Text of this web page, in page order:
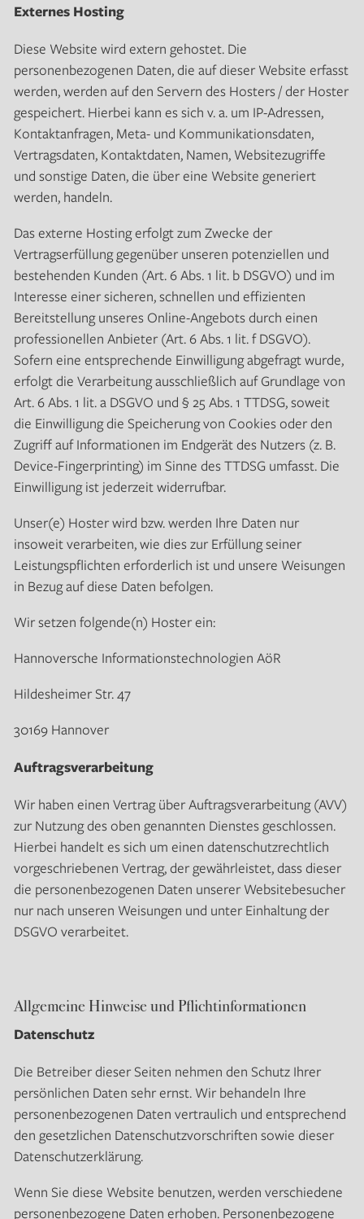
Externes Hosting
Diese Website wird extern gehostet. Die
personenbezogenen Daten, die auf dieser Website erfasst
werden, werden auf den Servern des Hosters / der Hoster
gespeichert. Hierbei kann es sich v. a. um IP-Adressen,
Kontaktanfragen, Meta- und Kommunikationsdaten,
Vertragsdaten, Kontaktdaten, Namen, Websitezugriffe
und sonstige Daten, die über eine Website generiert
werden, handeln.
Das externe Hosting erfolgt zum Zwecke der
Vertragserfüllung gegenüber unseren potenziellen und
bestehenden Kunden (Art. 6 Abs. 1 lit. b DSGVO) und im
Interesse einer sicheren, schnellen und effizienten
Bereitstellung unseres Online-Angebots durch einen
professionellen Anbieter (Art. 6 Abs. 1 lit. f DSGVO).
Sofern eine entsprechende Einwilligung abgefragt wurde,
erfolgt die Verarbeitung ausschließlich auf Grundlage von
Art. 6 Abs. 1 lit. a DSGVO und § 25 Abs. 1 TTDSG, soweit
die Einwilligung die Speicherung von Cookies oder den
Zugriff auf Informationen im Endgerät des Nutzers (z. B.
Device-Fingerprinting) im Sinne des TTDSG umfasst. Die
Einwilligung ist jederzeit widerrufbar.
Unser(e) Hoster wird bzw. werden Ihre Daten nur
insoweit verarbeiten, wie dies zur Erfüllung seiner
Leistungspflichten erforderlich ist und unsere Weisungen
in Bezug auf diese Daten befolgen.
Wir setzen folgende(n) Hoster ein:
Hannoversche Informationstechnologien AöR
Hildesheimer Str. 47
30169 Hannover
Auftragsverarbeitung
Wir haben einen Vertrag über Auftragsverarbeitung (AVV)
zur Nutzung des oben genannten Dienstes geschlossen.
Hierbei handelt es sich um einen datenschutzrechtlich
vorgeschriebenen Vertrag, der gewährleistet, dass dieser
die personenbezogenen Daten unserer Websitebesucher
nur nach unseren Weisungen und unter Einhaltung der
DSGVO verarbeitet.
Allgemeine Hinweise und Pflichtinformationen
Datenschutz
Die Betreiber dieser Seiten nehmen den Schutz Ihrer
persönlichen Daten sehr ernst. Wir behandeln Ihre
personenbezogenen Daten vertraulich und entsprechend
den gesetzlichen Datenschutzvorschriften sowie dieser
Datenschutzerklärung.
Wenn Sie diese Website benutzen, werden verschiedene
personenbezogene Daten erhoben. Personenbezogene